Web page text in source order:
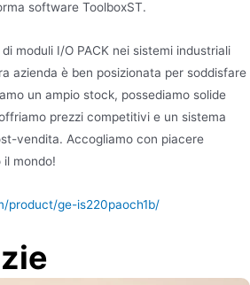
software ToolboxST.
moduli I/O PACK nei sistemi industriali
azienda è ben posizionata per soddisfare
un ampio stock, possediamo solide
prezzi competitivi e un sistema
vendita. Accogliamo con piacere
mondo!
product/ge-is220paoch1b/